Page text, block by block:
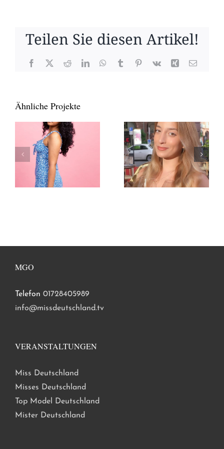
Teilen Sie diesen Artikel!
Facebook
X RedditLinkedInWhatsApp
TumblrPinterest
Vk Xing E-
Ähnliche Projekte
MGO
Telefon 01728405989
info@missdeutschland.tv
VERANSTALTUNGEN
Miss Deutschland
Misses Deutschland
Top Model Deutschland
Mister Deutschland